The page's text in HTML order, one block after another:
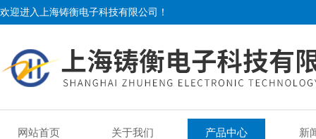
欢迎进入上海铸衡电子科技有限公司！
网站首页 关于我们 产品中心 新